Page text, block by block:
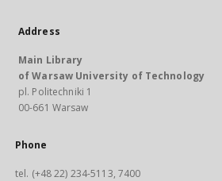
Address
Main Library
of Warsaw University of Technology
pl. Politechniki 1
00-661 Warsaw
Phone
tel. (+48 22) 234-5113, 7400